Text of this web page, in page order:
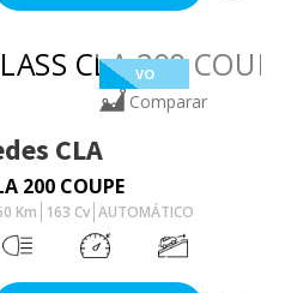
VO
Comparar
CLA
200 COUPE
Km 163 Cv AUTOMÁTICO